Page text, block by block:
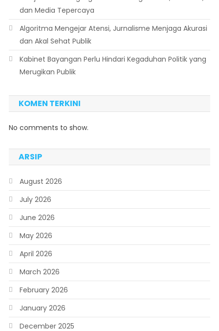
dan Media Tepercaya
Algoritma Mengejar Atensi, Jurnalisme Menjaga Akurasi
dan Akal Sehat Publik
Kabinet Bayangan Perlu Hindari Kegaduhan Politik yang
Merugikan Publik
KOMEN TERKINI
No comments to show.
ARSIP
August 2026
July 2026
June 2026
May 2026
April 2026
March 2026
February 2026
January 2026
December 2025